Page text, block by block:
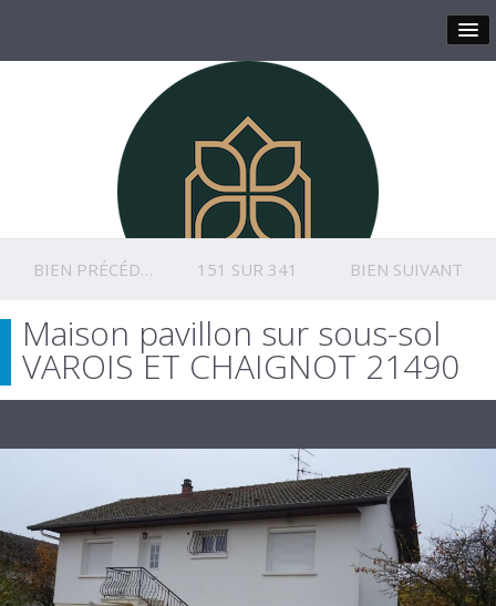
BIEN PRÉCÉDENT 151 SUR 341 BIEN SUIVANT
Maison pavillon sur sous-sol
VAROIS ET CHAIGNOT 21490